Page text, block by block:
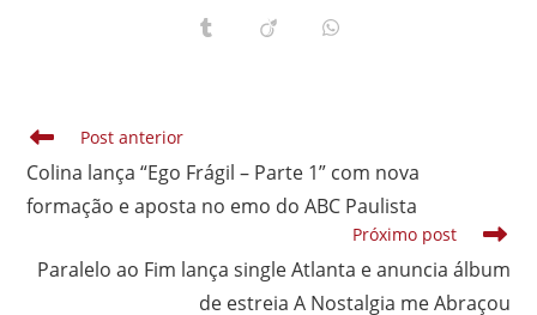
uma
nova
uma
nova
uma
nova
Abre Abre Abre
Leia
artigos
Post anterior
Colina lança “Ego Frágil – Parte 1” com nova
formação e aposta no emo do ABC Paulista
Próximo post
Paralelo ao Fim lança single Atlanta e anuncia álbum
de estreia A Nostalgia me Abraçou